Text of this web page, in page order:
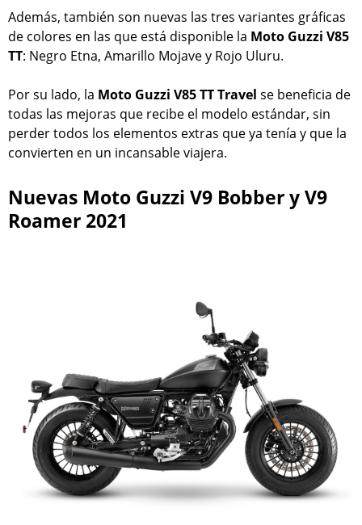
Además, también son nuevas las tres variantes gráficas
de colores en las que está disponible la Moto Guzzi V85
TT: Negro Etna, Amarillo Mojave y Rojo Uluru.
Por su lado, la Moto Guzzi V85 TT Travel se beneficia de
todas las mejoras que recibe el modelo estándar, sin
perder todos los elementos extras que ya tenía y que la
convierten en un incansable viajera.
Nuevas Moto Guzzi V9 Bobber y V9
Roamer 2021